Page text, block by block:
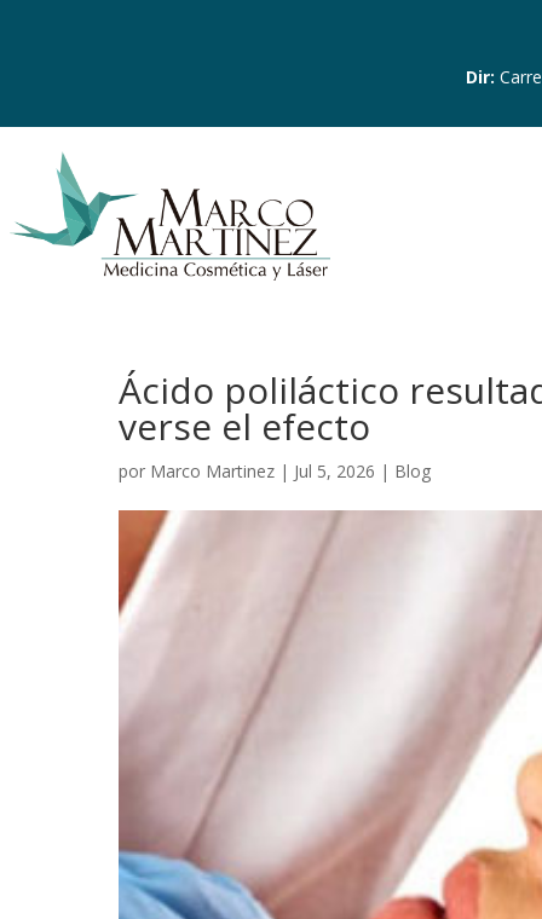
Dir:
Ácido poliláctico
verse el efecto
por Marco Martinez | Jul 5, 2026 | Blog